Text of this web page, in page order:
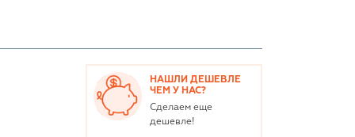
НАШЛИ ДЕШЕВЛЕ
ЧЕМ У НАС?
Сделаем еще
дешевле!